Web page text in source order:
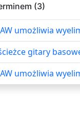
(3)
umożliwia
gitary
umożliwia